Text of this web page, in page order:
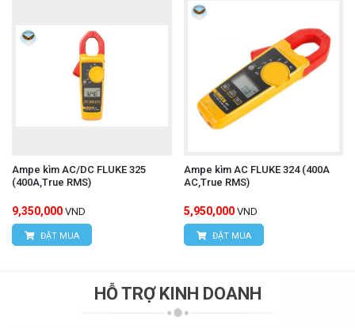
Ampe kìm AC/DC FLUKE 325
(400A,True RMS)
9,350,000 VND
ĐẶT MUA
Ampe kìm AC FLUKE 324 (400A
AC,True RMS)
5,950,000 VND
ĐẶT MUA
HỖ TRỢ KINH DOANH